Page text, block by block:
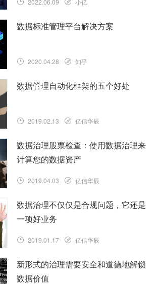
2022.06.09 小亿
数据标准管理平台解决方案
2020.04.28 知乎
数据管理自动化框架的五个好处
2019.02.13 亿信华辰
数据治理股票检查：使用数据治理来
计算您的数据资产
2019.04.03 亿信华辰
数据治理不仅仅是合规问题，它还是
一项好业务
2019.01.17 亿信华辰
新形式的治理需要安全和道德地解锁
数据价值